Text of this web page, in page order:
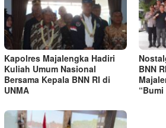
Kapolres Majalengka Hadiri
Kuliah Umum Nasional
Bersama Kepala BNN RI di
UNMA
BNN